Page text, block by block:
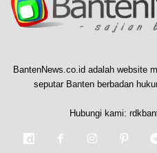
BantenNews.co.id adalah website
seputar Banten berbadan
Hubungi kami: